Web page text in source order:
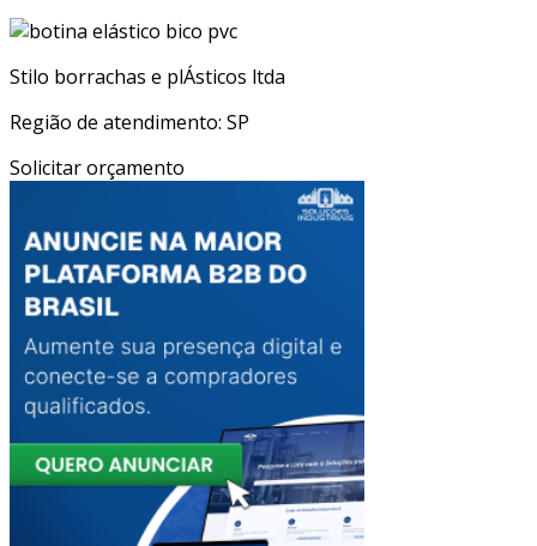
Stilo borrachas e plÁsticos ltda
Região de atendimento: SP
Solicitar orçamento